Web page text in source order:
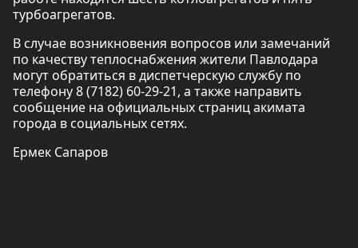
турбоагрегатов.
В случае возникновения вопросов или замечаний
по качеству теплоснабжения жители Павлодара
могут обратиться в диспетчерскую службу по
телефону 8 (7182) 60-29-21, а также направить
сообщение на официальных страниц акимата
города в социальных сетях.
Ермек Сапаров